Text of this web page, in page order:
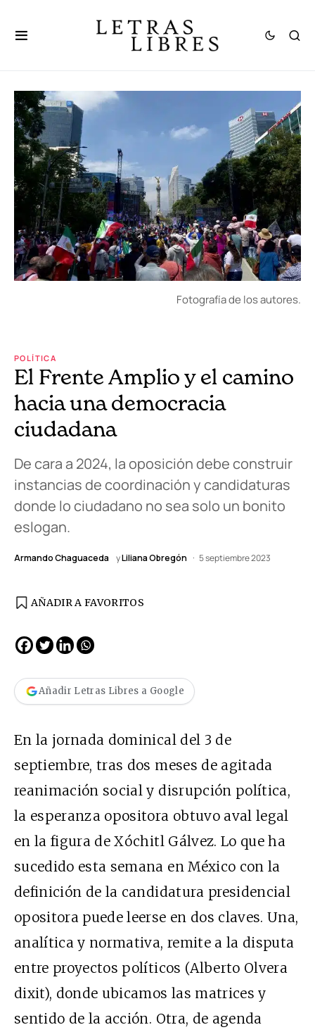
Fotografía de los autores.
POLÍTICA
El Frente Amplio y el camino
hacia una democracia
ciudadana
De cara a 2024, la oposición debe construir
instancias de coordinación y candidaturas
donde lo ciudadano no sea solo un bonito
eslogan.
Armando Chaguaceda yLiliana Obregón 5 septiembre 2023
AÑADIR A FAVORITOS
Añadir Letras Libres a Google
En la jornada dominical del 3 de
septiembre, tras dos meses de agitada
reanimación social y disrupción política,
la esperanza opositora obtuvo aval legal
en la figura de Xóchitl Gálvez. Lo que ha
sucedido esta semana en México con la
definición de la candidatura presidencial
opositora puede leerse en dos claves. Una,
analítica y normativa, remite a la disputa
entre proyectos políticos (Alberto Olvera
dixit), donde ubicamos las matrices y
sentido de la acción. Otra, de agenda